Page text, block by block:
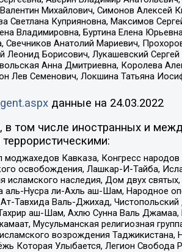
Михайлович, Симонов Алексей
Светлана Куприяновна, Максимов
Владимировна, Буртина Елена
Анатолий Мариевич,
Леонид Борисович, Лукашевский
Анна Дмитриевна, Королева
Лев Семенович, Локшина Татьяна
данные на 24.03.2022
том числе иностранных и
Кавказа, Конгресс народов
освобождения, Лашкар-И-Тайба,
наследия, Дом двух
Нусра ли-Ахль аш-Шам, Народное
Тавхида Валь-Джихад,
аш-Шам, Ахлю Сунна Валь Джамаа,
Мусульманская религиозная
возрождения
Которая Улыбается, Легион Свобода